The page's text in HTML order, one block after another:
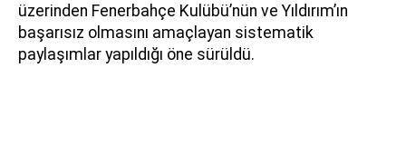
üzerinden Fenerbahçe Kulübü’nün ve Yıldırım’ın
başarısız olmasını amaçlayan sistematik
paylaşımlar yapıldığı öne sürüldü.